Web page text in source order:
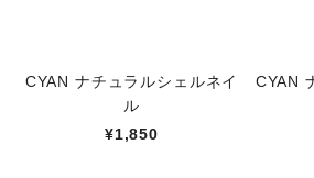
CYAN ナチュラルシェルネイ
ル
¥1,850
CYAN